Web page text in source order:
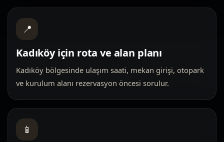
📍
Kadıköy için rota ve alan planı
Kadıköy bölgesinde ulaşım saati, mekan girişi, otopark
ve kurulum alanı rezervasyon öncesi sorulur.
📱